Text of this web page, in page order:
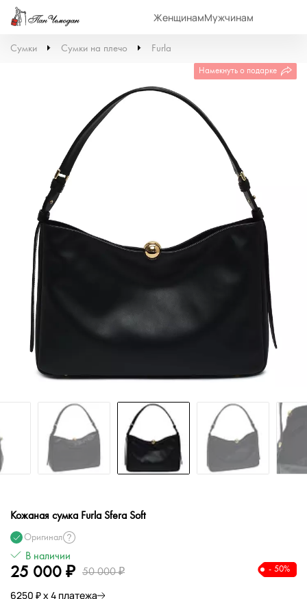
ЖенщинамМужчинам
Сумки Сумки на плечо Furla
Намекнуть о подарке
Кожаная сумка Furla Sfera Soft
Оригинал
В наличии
25 000 ₽ 50 000 ₽ - 50%
6250 ₽ х 4 платежа